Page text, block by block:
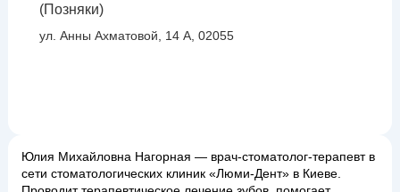
(Позняки)
ул. Анны Ахматовой, 14 А, 02055
Юлия Михайловна Нагорная — врач-стоматолог-терапевт в
сети стоматологических клиник «Люми-Дент» в Киеве.